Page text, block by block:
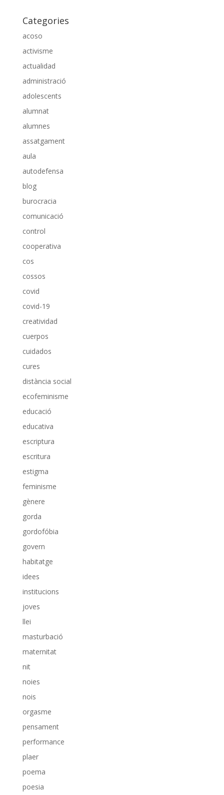
Categories
acoso
activisme
actualidad
administració
adolescents
alumnat
alumnes
assatgament
aula
autodefensa
blog
burocracia
comunicació
control
cooperativa
cos
cossos
covid
covid-19
creatividad
cuerpos
cuidados
cures
distància social
ecofeminisme
educació
educativa
escriptura
escritura
estigma
feminisme
gènere
gorda
gordofóbia
govern
habitatge
idees
institucions
joves
llei
masturbació
maternitat
nit
noies
nois
orgasme
pensament
performance
plaer
poema
poesia